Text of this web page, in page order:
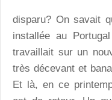
disparu? On savait
installée au
travaillait sur un
très décevant et
Et là, en ce